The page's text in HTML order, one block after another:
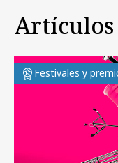
Festivales y